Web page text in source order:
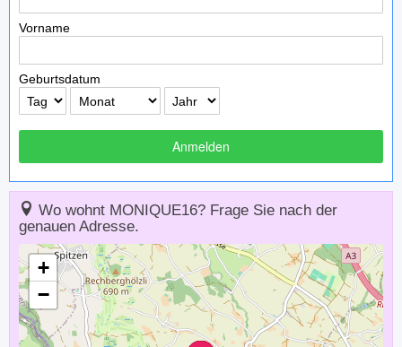
Vorname
Geburtsdatum
Anmelden
Wo wohnt MONIQUE16? Frage Sie nach der
genauen Adresse.
+
−